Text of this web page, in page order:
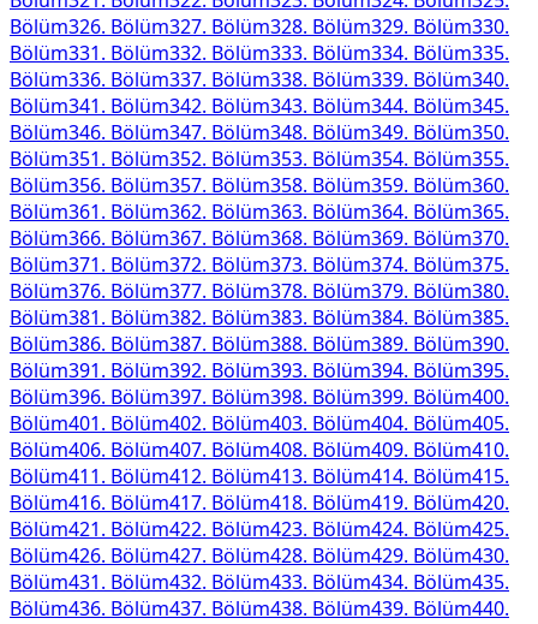
Bölüm326. Bölüm327. Bölüm328. Bölüm329. Bölüm330.
Bölüm331. Bölüm332. Bölüm333. Bölüm334. Bölüm335.
Bölüm336. Bölüm337. Bölüm338. Bölüm339. Bölüm340.
Bölüm341. Bölüm342. Bölüm343. Bölüm344. Bölüm345.
Bölüm346. Bölüm347. Bölüm348. Bölüm349. Bölüm350.
Bölüm351. Bölüm352. Bölüm353. Bölüm354. Bölüm355.
Bölüm356. Bölüm357. Bölüm358. Bölüm359. Bölüm360.
Bölüm361. Bölüm362. Bölüm363. Bölüm364. Bölüm365.
Bölüm366. Bölüm367. Bölüm368. Bölüm369. Bölüm370.
Bölüm371. Bölüm372. Bölüm373. Bölüm374. Bölüm375.
Bölüm376. Bölüm377. Bölüm378. Bölüm379. Bölüm380.
Bölüm381. Bölüm382. Bölüm383. Bölüm384. Bölüm385.
Bölüm386. Bölüm387. Bölüm388. Bölüm389. Bölüm390.
Bölüm391. Bölüm392. Bölüm393. Bölüm394. Bölüm395.
Bölüm396. Bölüm397. Bölüm398. Bölüm399. Bölüm400.
Bölüm401. Bölüm402. Bölüm403. Bölüm404. Bölüm405.
Bölüm406. Bölüm407. Bölüm408. Bölüm409. Bölüm410.
Bölüm411. Bölüm412. Bölüm413. Bölüm414. Bölüm415.
Bölüm416. Bölüm417. Bölüm418. Bölüm419. Bölüm420.
Bölüm421. Bölüm422. Bölüm423. Bölüm424. Bölüm425.
Bölüm426. Bölüm427. Bölüm428. Bölüm429. Bölüm430.
Bölüm431. Bölüm432. Bölüm433. Bölüm434. Bölüm435.
Bölüm436. Bölüm437. Bölüm438. Bölüm439. Bölüm440.